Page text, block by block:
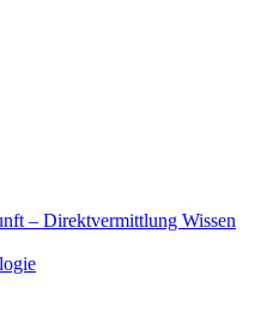
– Direktvermittlung Wissen